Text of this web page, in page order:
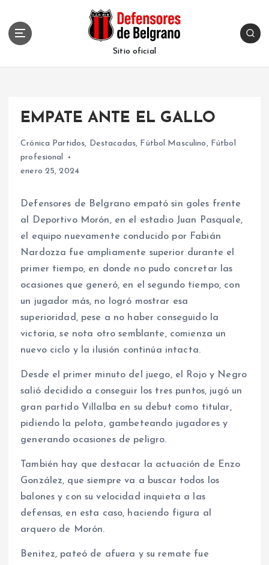
Sitio oficial
EMPATE ANTE EL GALLO
Crónica Partidos, Destacadas, Fútbol Masculino, Fútbol
profesional
enero 25, 2024
Defensores de Belgrano empató sin goles frente
al Deportivo Morón, en el estadio Juan Pasquale,
el equipo nuevamente conducido por Fabián
Nardozza fue ampliamente superior durante el
primer tiempo, en donde no pudo concretar las
ocasiones que generó, en el segundo tiempo, con
un jugador más, no logró mostrar esa
superioridad, pese a no haber conseguido la
victoria, se nota otro semblante, comienza un
nuevo ciclo y la ilusión continúa intacta.
Desde el primer minuto del juego, el Rojo y Negro
salió decidido a conseguir los tres puntos, jugó un
gran partido Villalba en su debut como titular,
pidiendo la pelota, gambeteando jugadores y
generando ocasiones de peligro.
También hay que destacar la actuación de Enzo
González, que siempre va a buscar todos los
balones y con su velocidad inquieta a las
defensas, en esta caso, haciendo figura al
arquero de Morón.
Benitez, pateó de afuera y su remate fue